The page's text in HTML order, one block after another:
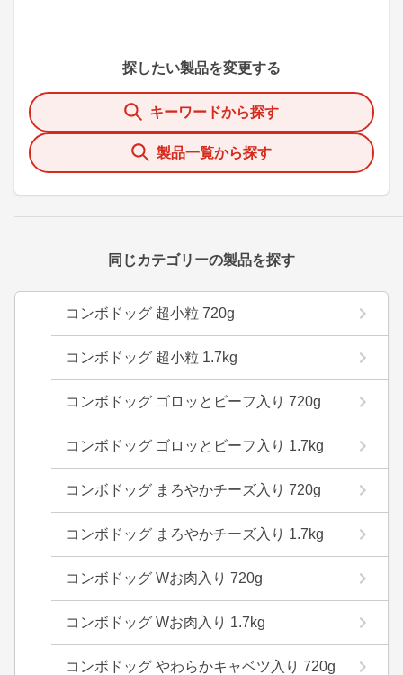
探したい製品を変更する
キーワードから探す
製品一覧から探す
同じカテゴリーの製品を探す
コンボドッグ 超小粒 720g
コンボドッグ 超小粒 1.7kg
コンボドッグ ゴロッとビーフ入り 720g
コンボドッグ ゴロッとビーフ入り 1.7kg
コンボドッグ まろやかチーズ入り 720g
コンボドッグ まろやかチーズ入り 1.7kg
コンボドッグ Wお肉入り 720g
コンボドッグ Wお肉入り 1.7kg
コンボドッグ やわらかキャベツ入り 720g